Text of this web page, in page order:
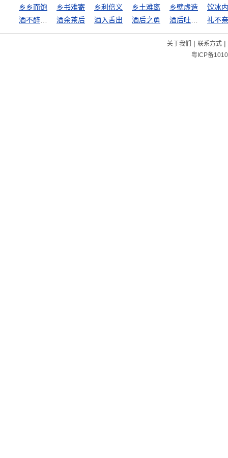
乡乡而饱 乡书难寄 乡利倍义 乡土难离 乡壁虚造
饮冰
酒余茶后 酒入舌出 酒后之勇 礼不
关于我们 | 联系方式|
粤ICP备